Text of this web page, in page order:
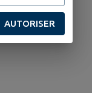
AUTORISER